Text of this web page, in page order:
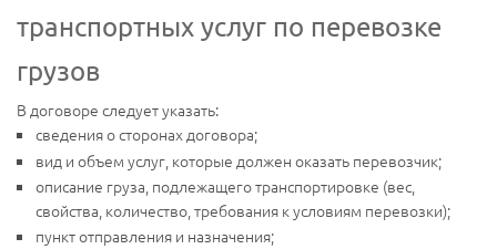
транспортных услуг по перевозке
грузов
В договоре следует указать:
сведения о сторонах договора;
вид и объем услуг, которые должен оказать перевозчик;
описание груза, подлежащего транспортировке (вес,
свойства, количество, требования к условиям перевозки);
пункт отправления и назначения;